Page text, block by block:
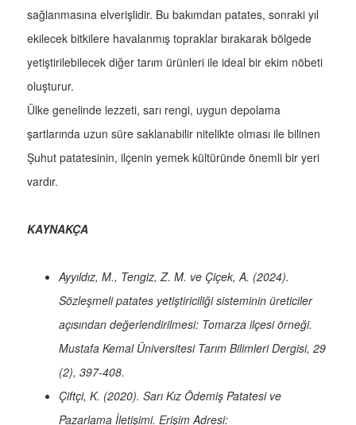
sağlanmasına elverişlidir. Bu bakımdan patates, sonraki yıl
ekilecek bitkilere havalanmış topraklar bırakarak bölgede
yetiştirilebilecek diğer tarım ürünleri ile ideal bir ekim nöbeti
oluşturur.
Ülke genelinde lezzeti, sarı rengi, uygun depolama
şartlarında uzun süre saklanabilir nitelikte olması ile bilinen
Şuhut patatesinin, ilçenin yemek kültüründe önemli bir yeri
vardır.
KAYNAKÇA
Ayyıldız, M., Tengiz, Z. M. ve Çiçek, A. (2024).
Sözleşmeli patates yetiştiriciliği sisteminin üreticiler
açısından değerlendirilmesi: Tomarza ilçesi örneği.
Mustafa Kemal Üniversitesi Tarım Bilimleri Dergisi, 29
(2), 397-408.
Çiftçi, K. (2020). Sarı Kız Ödemiş Patatesi ve
Pazarlama İletişimi. Erişim Adresi: